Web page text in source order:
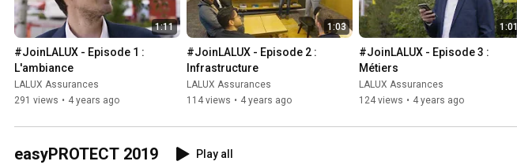
1:11
#JoinLALUX - Episode 1 :
L'ambiance
LALUX Assurances
291 views • 4 years ago
1:03
#JoinLALUX - Episode 2 :
Infrastructure
LALUX Assurances
114 views • 4 years ago
1:01
#JoinLALUX - Episode 3 :
Métiers
LALUX Assurances
124 views • 4 years ago
easyPROTECT 2019
Play all